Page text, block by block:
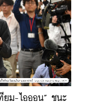
ยม-ไอออน” ชนะ